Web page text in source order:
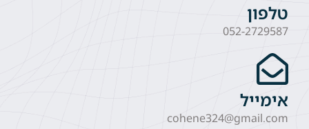
טלפון
052-2729587
אימייל
cohene324@gmail.com